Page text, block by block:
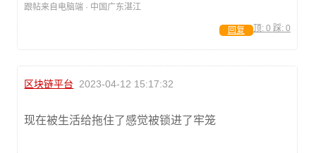
跟帖来自电脑端 · 中国广东湛江
顶: 0 踩: 0
回复
区块链平台 2023-04-12 15:17:32
现在被生活给拖住了感觉被锁进了牢笼